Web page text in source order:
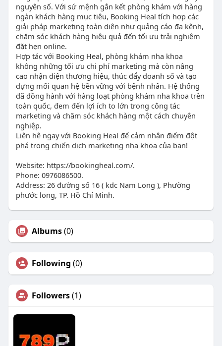
nguyên số. Với sứ mệnh gắn kết phòng khám với hàng
ngàn khách hàng mục tiêu, Booking Heal tích hợp các
giải pháp marketing toàn diện như quảng cáo đa kênh,
chăm sóc khách hàng hiệu quả đến tối ưu trải nghiệm
đặt hẹn online.
Hợp tác với Booking Heal, phòng khám nha khoa
không những tối ưu chi phí marketing mà còn nâng
cao nhận diện thương hiệu, thúc đẩy doanh số và tạo
dựng mối quan hệ bền vững với bệnh nhân. Hệ thống
đã đồng hành với hàng loạt phòng khám nha khoa trên
toàn quốc, đem đến lợi ích to lớn trong công tác
marketing và chăm sóc khách hàng một cách chuyên
nghiệp.
Liên hệ ngay với Booking Heal để cảm nhận điểm đột
phá trong chiến dịch marketing nha khoa của bạn!
Website: https://bookingheal.com/.
Phone: 0976086500.
Address: 26 đường số 16 ( kdc Nam Long ), Phường
phước long, TP. Hồ Chí Minh.
Albums(0)
Following (0)
Followers(1)